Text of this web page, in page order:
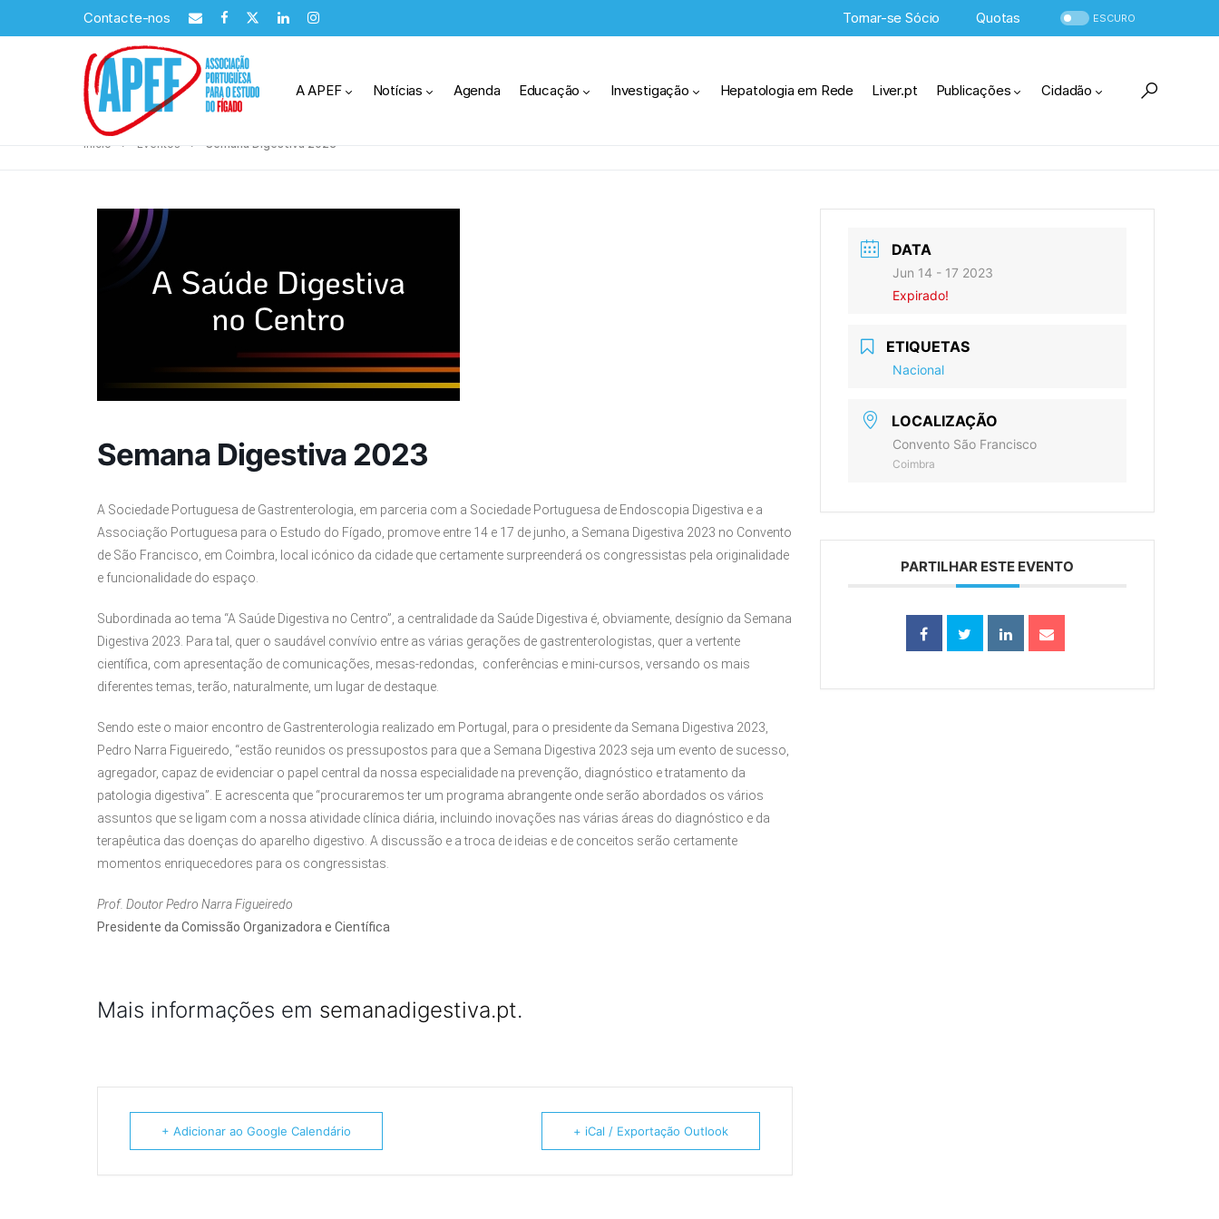
Contacte-nos Tornar-se Sócio Quotas ESCURO
A APEF Notícias Agenda Educação Investigação Hepatologia em Rede Liver.pt Publicações Cidadão
Início Eventos Semana Digestiva 2023
Semana Digestiva 2023
A Sociedade Portuguesa de Gastrenterologia, em parceria com a Sociedade Portuguesa de Endoscopia Digestiva e a
Associação Portuguesa para o Estudo do Fígado, promove entre 14 e 17 de junho, a Semana Digestiva 2023 no Convento
de São Francisco, em Coimbra, local icónico da cidade que certamente surpreenderá os congressistas pela originalidade
e funcionalidade do espaço.
Subordinada ao tema “A Saúde Digestiva no Centro”, a centralidade da Saúde Digestiva é, obviamente, desígnio da Semana
Digestiva 2023. Para tal, quer o saudável convívio entre as várias gerações de gastrenterologistas, quer a vertente
científica, com apresentação de comunicações, mesas-redondas, conferências e mini-cursos, versando os mais
diferentes temas, terão, naturalmente, um lugar de destaque.
Sendo este o maior encontro de Gastrenterologia realizado em Portugal, para o presidente da Semana Digestiva 2023,
Pedro Narra Figueiredo, “estão reunidos os pressupostos para que a Semana Digestiva 2023 seja um evento de sucesso,
agregador, capaz de evidenciar o papel central da nossa especialidade na prevenção, diagnóstico e tratamento da
patologia digestiva”. E acrescenta que “procuraremos ter um programa abrangente onde serão abordados os vários
assuntos que se ligam com a nossa atividade clínica diária, incluindo inovações nas várias áreas do diagnóstico e da
terapêutica das doenças do aparelho digestivo. A discussão e a troca de ideias e de conceitos serão certamente
momentos enriquecedores para os congressistas.
Prof. Doutor Pedro Narra Figueiredo
Presidente da Comissão Organizadora e Científica
Mais informações em semanadigestiva.pt.
+ Adicionar ao Google Calendário + iCal / Exportação Outlook
DATA
Jun 14 - 17 2023
Expirado!
ETIQUETAS
Nacional
LOCALIZAÇÃO
Convento São Francisco
Coimbra
PARTILHAR ESTE EVENTO